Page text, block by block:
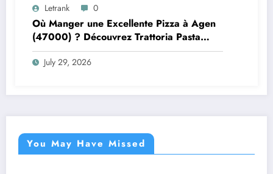
Letrank 0
Où Manger une Excellente Pizza à Agen
(47000) ? Découvrez Trattoria Pasta
Pizza Brax
July 29, 2026
You May Have Missed